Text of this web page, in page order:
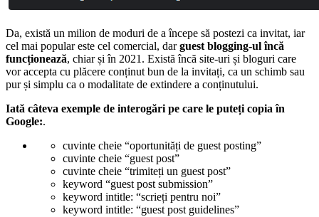
Da, există un milion de moduri de a începe să postezi ca invitat, iar
cel mai popular este cel comercial, darguest blogging-ul încă
funcționează, chiar și în 2021. Există încă site-uri și bloguri care
vor accepta cu plăcere conținut bun de la invitați, ca un schimb sau
pur și simplu ca o modalitate de extindere a conținutului.
Iată câteva exemple de interogări pe care le puteți copia în
Google:.
cuvinte cheie “oportunități de guest posting”
cuvinte cheie “guest post”
cuvinte cheie “trimiteți un guest post”
keyword “guest post submission”
keyword intitle: “scrieți pentru noi”
keyword intitle: “guest post guidelines”